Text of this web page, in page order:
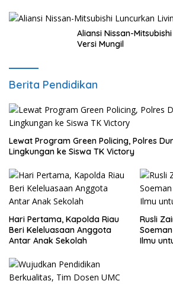
Aliansi Nissan-
Versi Mungil
Berita Pendidikan
Lewat Program Green Policing, Polres
Lingkungan ke Siswa TK Victory
Hari Pertama, Kapolda Riau
Beri Keleluasaan Anggota
Antar Anak Sekolah
Rusli
Ilmu